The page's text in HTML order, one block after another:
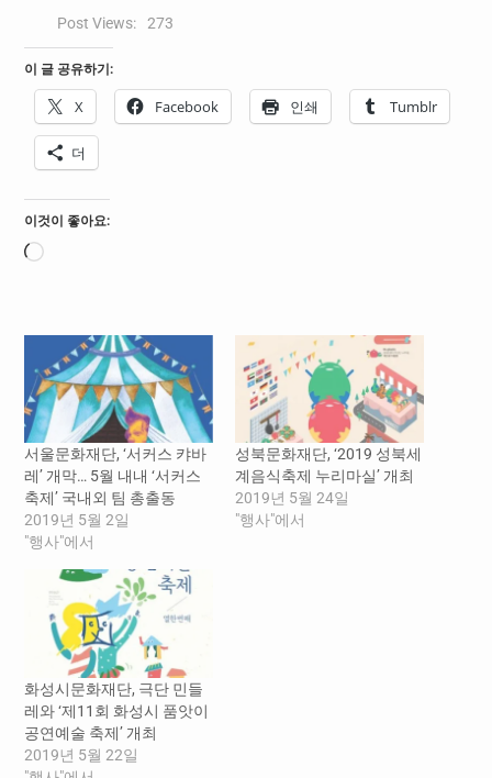
Post Views: 273
이 글 공유하기:
X Facebook 인쇄 Tumblr
더
이것이 좋아요:
로
서울문화재단, ‘서커스 캬바
레’ 개막… 5월 내내 ‘서커스
축제’ 국내외 팀 총출동
2019년 5월 2일
"행사"에서
성북문화재단, ‘2019 성북세
계음식축제 누리마실’ 개최
2019년 5월 24일
"행사"에서
화성시문화재단, 극단 민들
레와 ‘제11회 화성시 품앗이
공연예술 축제’ 개최
2019년 5월 22일